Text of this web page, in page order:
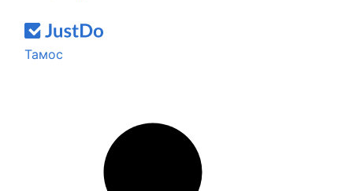
Тамос